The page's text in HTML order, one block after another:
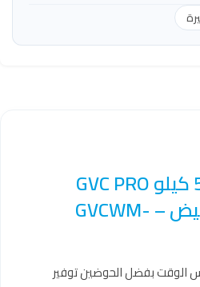
غسالة حوضين 5 كيلو GVC PRO
تصميم مدمج أبيض – GVCWM-
بفضل الحوضين توفير